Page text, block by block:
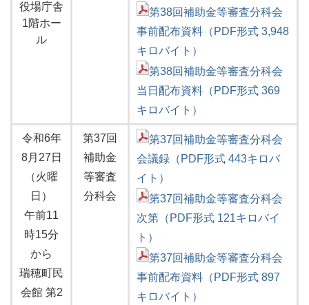
役場庁舎
1階ホー
ル
第38回補助金等審査分科会
事前配布資料（PDF形式 3,948
キロバイト）
第38回補助金等審査分科会
当日配布資料（PDF形式 369
キロバイト）
令和6年
8月27日
（火曜
日）
午前11
時15分
から
瑞穂町民
会館 第2
第37回
補助金
等審査
分科会
第37回補助金等審査分科会
会議録（PDF形式 443キロバ
イト）
第37回補助金等審査分科会
次第（PDF形式 121キロバイ
ト）
第37回補助金等審査分科会
事前配布資料（PDF形式 897
キロバイト）